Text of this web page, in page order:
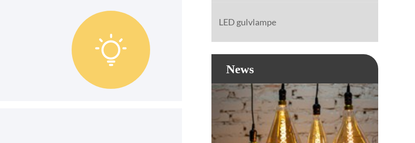

LED gulvlampe
News